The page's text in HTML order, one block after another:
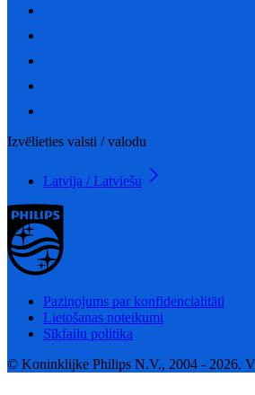
Izvēlieties valsti / valodu
Latvija / Latviešu
Paziņojums par konfidencialitāti
Lietošanas noteikumi
Sīkfailu politika
© Koninklijke Philips N.V., 2004 - 2026.